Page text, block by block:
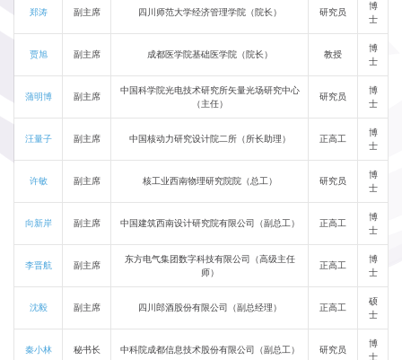
郑涛 副主席 四川师范大学经济管理学院（院长） 研究员
博
士
贾旭 副主席 成都医学院基础医学院（院长） 教授
博
士
蒲明博 副主席
中国科学院光电技术研究所矢量光场研究中心
（主任）
研究员
博
士
汪量子 副主席 中国核动力研究设计院二所（所长助理） 正高工
博
士
许敏 副主席 核工业西南物理研究院院（总工） 研究员
博
士
向新岸 副主席 中国建筑西南设计研究院有限公司（副总工） 正高工
博
士
李晋航 副主席
东方电气集团数字科技有限公司（高级主任
师）
正高工
博
士
沈毅 副主席 四川郎酒股份有限公司（副总经理） 正高工
硕
士
秦小林 秘书长 中科院成都信息技术股份有限公司（副总工） 研究员
博
士